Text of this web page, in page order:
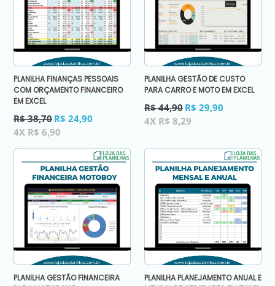
PLANILHA FINANÇAS PESSOAIS
COM ORÇAMENTO FINANCEIRO
EM EXCEL
Preço
normal
R$ 38,70 R$ 24,90
4X R$ 6,90
PLANILHA GESTÃO DE CUSTO
PARA CARRO E MOTO EM EXCEL
Preço
normal
R$ 44,90 R$ 29,90
4X R$ 8,29
PLANILHA GESTÃO FINANCEIRA
PLANILHA PLANEJAMENTO ANUAL E